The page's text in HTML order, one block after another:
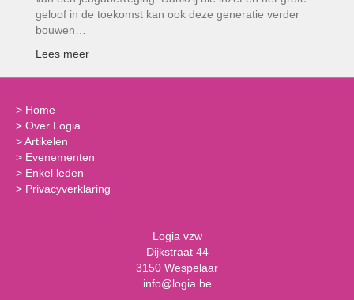
geloof in de toekomst kan ook deze generatie verder
bouwen…
Lees meer
> Home
> Over Logia
>Artikelen
> Evenementen
> Enkel leden
> Privacyverklaring
Logia vzw
Dijkstraat 44
3150 Wespelaar
info@logia.be